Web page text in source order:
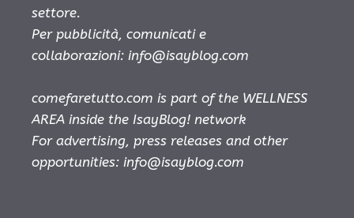
settore.
Per pubblicità, comunicati e
collaborazioni: info@isayblog.com
comefaretutto.com is part of the WELLNESS
AREA inside the IsayBlog! network
For advertising, press releases and other
opportunities: info@isayblog.com